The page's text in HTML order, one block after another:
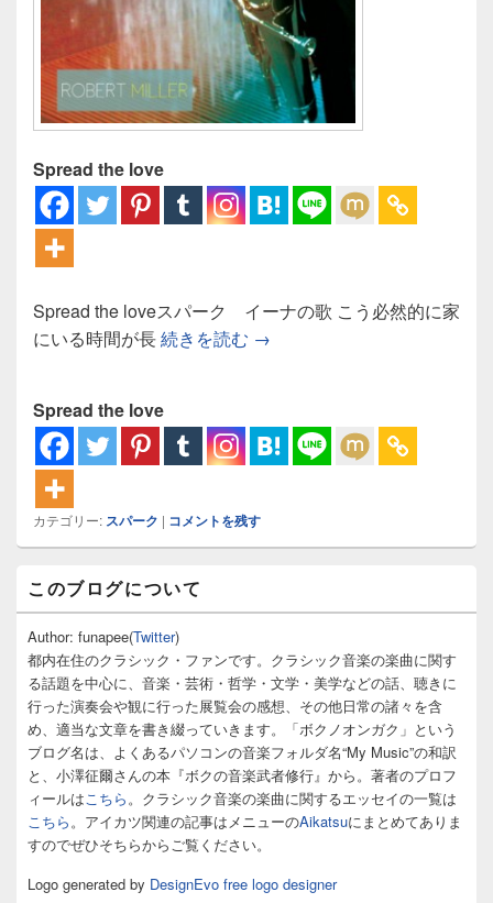
Spread the love
Spread the loveスパーク イーナの歌 こう必然的に家
にいる時間が長続きを読む スパーク イーナの歌：ずっ
→
Spread the love
カテゴリー: スパーク | コメントを残す
ン
サ
イ
バ
ー
ウ
ィ
ト
ア
このブログについて
Author: funapee(Twitter)
都内在住のクラシック・ファンです。クラシック音楽の楽曲に関す
る話題を中心に、音楽・芸術・哲学・文学・美学などの話、聴きに
行った演奏会や観に行った展覧会の感想、その他日常の諸々を含
め、適当な文章を書き綴っていきます。「ボクノオンガク」という
ブログ名は、よくあるパソコンの音楽フォルダ名“My Music”の和訳
と、小澤征爾さんの本『ボクの音楽武者修行』から。著者のプロフ
ィールはこちら。クラシック音楽の楽曲に関するエッセイの一覧は
こちら。アイカツ関連の記事はメニューのAikatsuにまとめてありま
すのでぜひそちらからご覧ください。
Logo generated by DesignEvo free logo designer